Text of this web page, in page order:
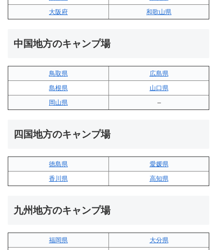
大阪府
和歌山県
中国地方のキャンプ場
鳥取県
広島県
島根県
山口県
岡山県
–
四国地方のキャンプ場
徳島県
愛媛県
香川県
高知県
九州地方のキャンプ場
福岡県 大分県